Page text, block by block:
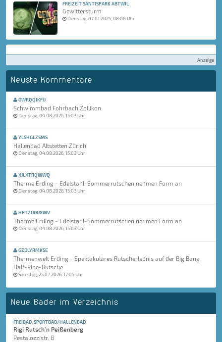
FREIZEIT SÄNTISPARK ABTWIL
Gewittersturm
Dienstag, 07.01.2025, 08:08 Uhr
Anzeige
Neuste Kommentare
OWRQQIKFJJ
Schwimmbad Fohrbach Zollikon
Dienstag, 04.08.2026, 15:03 Uhr
YLSHGLZSMS
Hallenbad Altstetten Zürich
Dienstag, 04.08.2026, 15:03 Uhr
XJLXTRQWWQ
Therme Erding - Edelstahl-Sommerrutschen nehmen Form an
Dienstag, 04.08.2026, 15:03 Uhr
HPTZUOUXWV
Therme Erding - Edelstahl-Sommerrutschen nehmen Form an
Dienstag, 04.08.2026, 15:03 Uhr
GZDLYRMKSE
Thermenwelt Erding - Spektakuläres Rutscherlebnis auf der Big Bang
Half-Pipe-Rutsche
Samstag, 25.07.2026, 17:05 Uhr
Neue Bäder im Verzeichnis
FREIBAD, SPORTBAD/HALLENBAD
Rigi Rutsch'n Peißenberg
Pestalozzistr. 8